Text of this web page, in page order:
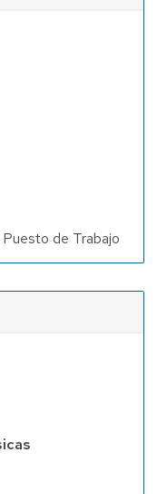
de Trabajo